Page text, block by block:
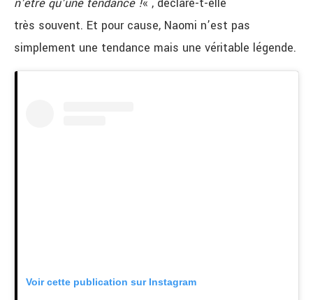
très souvent. Et pour cause, Naomi n’est pas
simplement une tendance mais une véritable légende.
Voir cette publication sur Instagram